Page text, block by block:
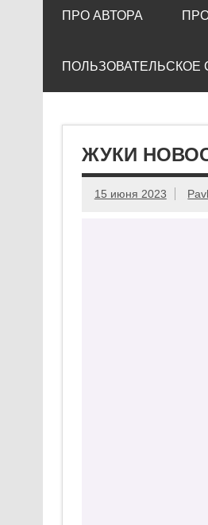
ПРО АВТОРА
ПОЛЬЗОВАТЕЛЬСКОЕ
ЖУКИ
15 июня 2023